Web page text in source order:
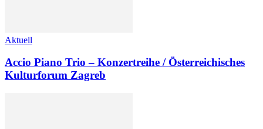
Aktuell
Accio Piano Trio – Konzertreihe / Österreichisches
Kulturforum Zagreb